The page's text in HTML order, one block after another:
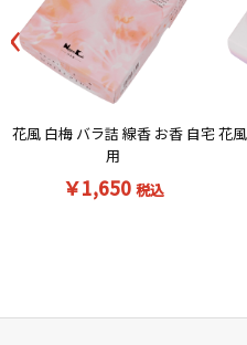
‹
花風 白梅 バラ詰 線香 お香 自宅
用
￥1,650 税込
花